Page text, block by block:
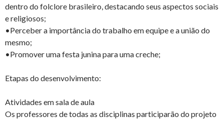
dentro do folclore brasileiro, destacando seus aspectos sociais
e religiosos;
•Perceber a importância do trabalho em equipe e a união do
mesmo;
•Promover uma festa junina para uma creche;
Etapas do desenvolvimento:
Atividades em sala de aula
Os professores de todas as disciplinas participarão do projeto